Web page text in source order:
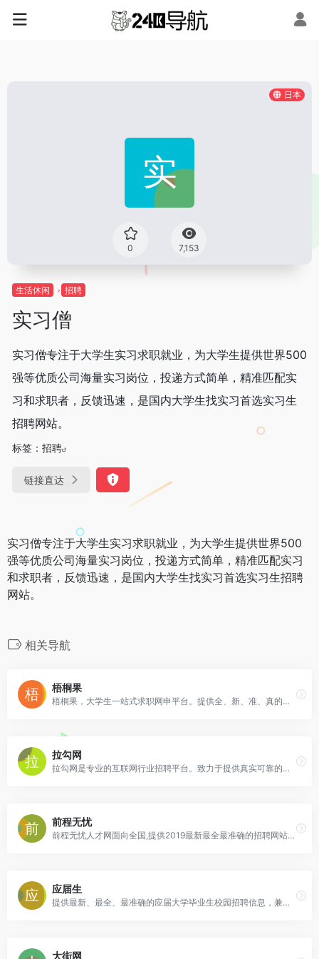
日本
0 7,153
生活休闲 招聘
实习僧
实习僧专注于大学生实习求职就业，为大学生提供世界500
强等优质公司海量实习岗位，投递方式简单，精准匹配实
习和求职者，反馈迅速，是国内大学生找实习首选实习生
招聘网站。
标签： 招聘
链接直达
实习僧专注于大学生实习求职就业，为大学生提供世界500
强等优质公司海量实习岗位，投递方式简单，精准匹配实习
和求职者，反馈迅速，是国内大学生找实习首选实习生招聘
网站。
相关导航
梧桐果
梧桐果，大学生一站式求职网申平台。提供全、新、准、真的应届大学生校园招聘信息、实习信息以及宣讲会和招聘会信息，让企业招聘信息能够快速、精准到达应届大学生，提高校园招聘效果，让校招成为一件轻松的事！
拉勾网
拉勾网是专业的互联网行业招聘平台。致力于提供真实可靠的互联网招聘信息。工资不面议。找工作、要招聘、搜人才就来拉勾网。互联网行业找工作就上拉勾网。
前程无忧
前程无忧人才网面向全国,提供2019最新最全最准确的招聘网站信息,为企业和求职者提供人才招聘、求职、找工作、培训等在内的全方位的人力资源服务,更多求职找工作信息尽在前程无忧!
应届生
提供最新、最全、最准确的应届大学毕业生校园招聘信息，兼职实习信息以及校园宣讲会和校园招聘会信息，覆盖上海北京广州深圳武汉南京天津成都等地区。
大街网